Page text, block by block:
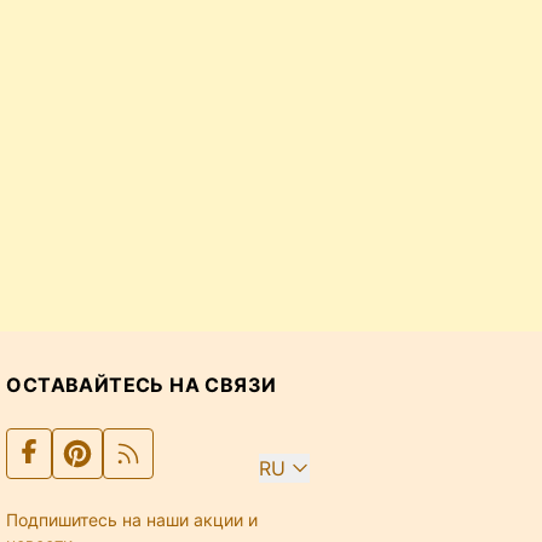
ОСТАВАЙТЕСЬ НА СВЯЗИ
RU
Подпишитесь на наши акции и